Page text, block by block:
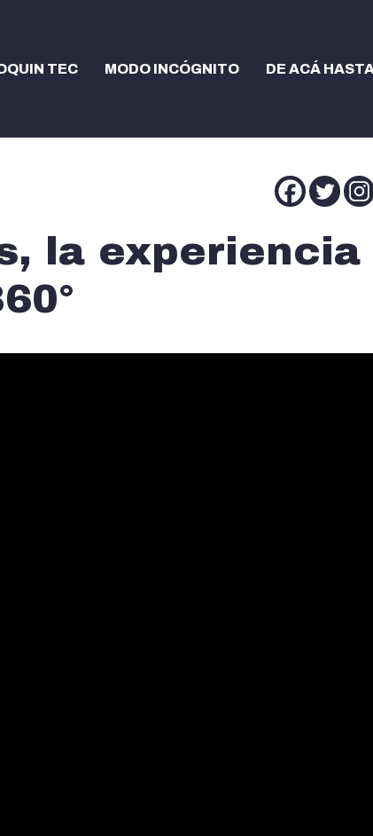
TEC MODO INCÓGNITO DE ACÁ
la